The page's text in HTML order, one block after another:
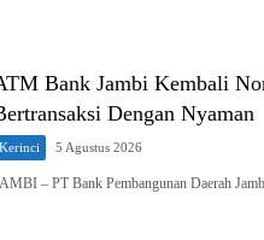
Bank Jambi Kembali
Dengan Nyaman
Kerinci 5 Agustus 2026
– PT Bank Pembangunan Daerah